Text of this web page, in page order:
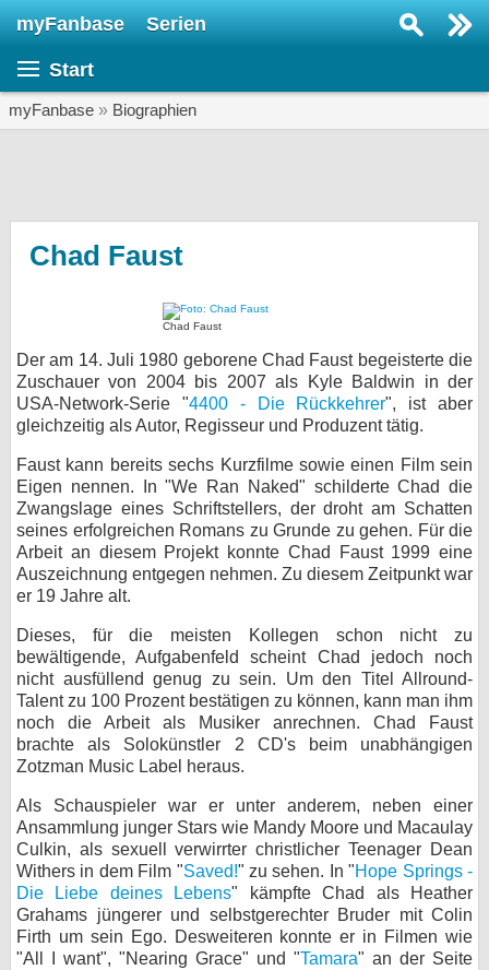
myFanbase Serien
Start
myFanbase » Biographien
Chad Faust
Chad Faust
Der am 14. Juli 1980 geborene Chad Faust begeisterte die
Zuschauer von 2004 bis 2007 als Kyle Baldwin in der
USA-Network-Serie "4400 - Die Rückkehrer", ist aber
gleichzeitig als Autor, Regisseur und Produzent tätig.
Faust kann bereits sechs Kurzfilme sowie einen Film sein
Eigen nennen. In "We Ran Naked" schilderte Chad die
Zwangslage eines Schriftstellers, der droht am Schatten
seines erfolgreichen Romans zu Grunde zu gehen. Für die
Arbeit an diesem Projekt konnte Chad Faust 1999 eine
Auszeichnung entgegen nehmen. Zu diesem Zeitpunkt war
er 19 Jahre alt.
Dieses, für die meisten Kollegen schon nicht zu
bewältigende, Aufgabenfeld scheint Chad jedoch noch
nicht ausfüllend genug zu sein. Um den Titel Allround-
Talent zu 100 Prozent bestätigen zu können, kann man ihm
noch die Arbeit als Musiker anrechnen. Chad Faust
brachte als Solokünstler 2 CD's beim unabhängigen
Zotzman Music Label heraus.
Als Schauspieler war er unter anderem, neben einer
Ansammlung junger Stars wie Mandy Moore und Macaulay
Culkin, als sexuell verwirrter christlicher Teenager Dean
Withers in dem Film "Saved!" zu sehen. In "Hope Springs -
Die Liebe deines Lebens" kämpfte Chad als Heather
Grahams jüngerer und selbstgerechter Bruder mit Colin
Firth um sein Ego. Desweiteren konnte er in Filmen wie
"All I want", "Nearing Grace" und "Tamara" an der Seite
Specials
SERVICE
Gewinnspiele
Forum
bei X
bei Facebook
Kontakt
Nutzungsbedingungen
Datenschutz
Cookie-Einstellungen
Impressum
Desktop-Ansicht
myFanbase